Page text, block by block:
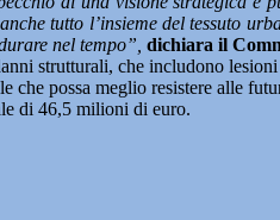
tutto l’insieme del tessuto
nel tempo”, dichiara il
strutturali, che includono
possa meglio resistere alle
di 46,5 milioni di euro.